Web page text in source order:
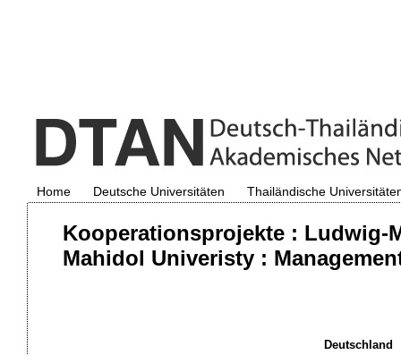
Home Deutsche Universitäten Thailändische
Kooperationsprojekte : Ludwig-
Mahidol Univeristy :
Deutschland